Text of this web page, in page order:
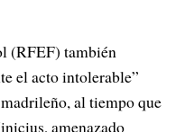
(RFEF) también
el acto intolerable”
al tiempo que
amenazado